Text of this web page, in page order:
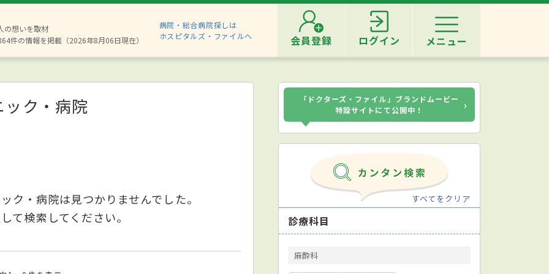
の想いを取材
件の情報を掲載（2026年8月06日現在）
病院・総合病院探しは
ホスピタルズ・ファイルへ
会員登録 ログイン メニュー
ク・病院
ク・病院は見つかりませんでした。
て検索してください。
「ドクターズ・ファイル」ブランドムービー
特設サイトにて公開中！
›
すべてをクリア
診療科目
麻酔科